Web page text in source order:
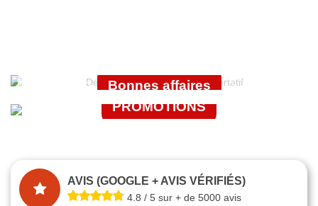
Bonnes affaires
GUITTET
PROMOTIONS
AVIS (GOOGLE + AVIS VÉRIFIÉS)
4.8 / 5 sur + de 5000 avis